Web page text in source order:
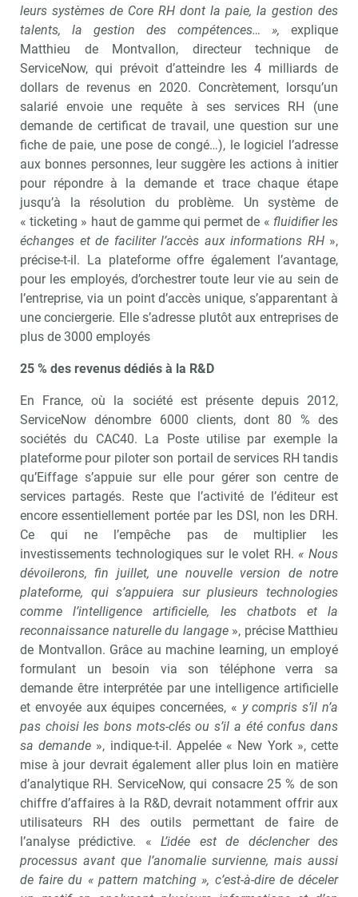
leurs systèmes de Core RH dont la paie, la gestion des
talents, la gestion des compétences… », explique
Matthieu de Montvallon, directeur technique de
ServiceNow, qui prévoit d’atteindre les 4 milliards de
dollars de revenus en 2020. Concrètement, lorsqu’un
salarié envoie une requête à ses services RH (une
demande de certificat de travail, une question sur une
fiche de paie, une pose de congé…), le logiciel l’adresse
aux bonnes personnes, leur suggère les actions à initier
pour répondre à la demande et trace chaque étape
jusqu’à la résolution du problème. Un système de
« ticketing » haut de gamme qui permet de « fluidifier les
échanges et de faciliter l’accès aux informations RH»,
précise-t-il. La plateforme offre également l’avantage,
pour les employés, d’orchestrer toute leur vie au sein de
l’entreprise, via un point d’accès unique, s’apparentant à
une conciergerie. Elle s’adresse plutôt aux entreprises de
plus de 3000 employés
25 % des revenus dédiés à la R&D
En France, où la société est présente depuis 2012,
ServiceNow dénombre 6000 clients, dont 80 % des
sociétés du CAC40. La Poste utilise par exemple la
plateforme pour piloter son portail de services RH tandis
qu’Eiffage s’appuie sur elle pour gérer son centre de
services partagés. Reste que l’activité de l’éditeur est
encore essentiellement portée par les DSI, non les DRH.
Ce qui ne l’empêche pas de multiplier les
investissements technologiques sur le volet RH. « Nous
dévoilerons, fin juillet, une nouvelle version de notre
plateforme, qui s’appuiera sur plusieurs technologies
comme l’intelligence artificielle, les chatbots et la
reconnaissance naturelle du langage», précise Matthieu
de Montvallon. Grâce au machine learning, un employé
formulant un besoin via son téléphone verra sa
demande être interprétée par une intelligence artificielle
et envoyée aux équipes concernées, « y compris s’il n’a
pas choisi les bons mots-clés ou s’il a été confus dans
sa demande », indique-t-il. Appelée « New York », cette
mise à jour devrait également aller plus loin en matière
d’analytique RH. ServiceNow, qui consacre 25 % de son
chiffre d’affaires à la R&D, devrait notamment offrir aux
utilisateurs RH des outils permettant de faire de
l’analyse prédictive. «L’idée est de déclencher des
processus avant que l’anomalie survienne, mais aussi
de faire du « pattern matching », c’est-à-dire de déceler